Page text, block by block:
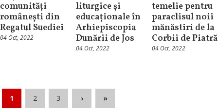
comunități
românești din
Regatul Suediei
04 Oct, 2022
liturgice și
educaționale în
Arhiepiscopia
Dunării de Jos
04 Oct, 2022
temelie pentru
paraclisul noii
mănăstiri de la
Corbii de Piatră
04 Oct, 2022
1 2 3 › »